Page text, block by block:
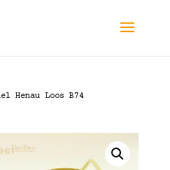
Henau Loos B74